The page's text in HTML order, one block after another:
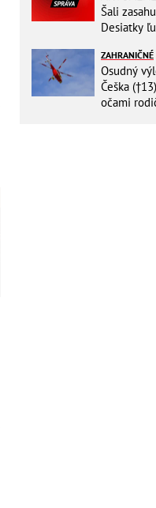
Šali
Desiatky
ZAHRANIČNÉ
Osudný
Češka
očami